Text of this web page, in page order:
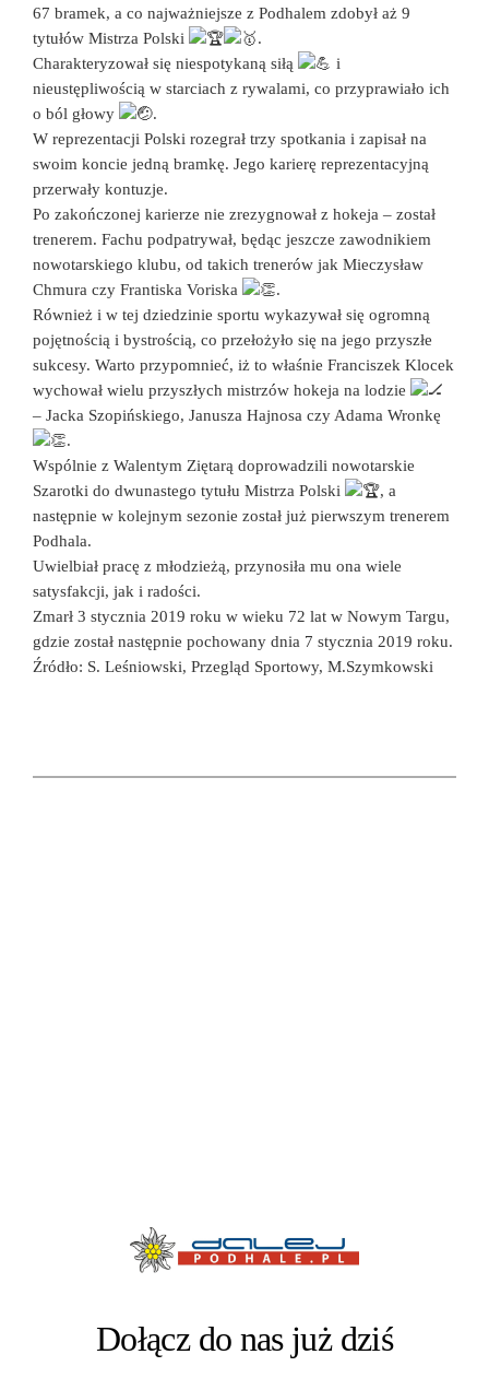
67 bramek, a co najważniejsze z Podhalem zdobył aż 9
tytułów Mistrza Polski
.
Charakteryzował się niespotykaną siłą
i
nieustępliwością w starciach z rywalami, co przyprawiało ich
o ból głowy
.
W reprezentacji Polski rozegrał trzy spotkania i zapisał na
swoim koncie jedną bramkę. Jego karierę reprezentacyjną
przerwały kontuzje.
Po zakończonej karierze nie zrezygnował z hokeja – został
trenerem. Fachu podpatrywał, będąc jeszcze zawodnikiem
nowotarskiego klubu, od takich trenerów jak Mieczysław
Chmura czy Frantiska Voriska
.
Również i w tej dziedzinie sportu wykazywał się ogromną
pojętnością i bystrością, co przełożyło się na jego przyszłe
sukcesy. Warto przypomnieć, iż to właśnie Franciszek Klocek
wychował wielu przyszłych mistrzów hokeja na lodzie
– Jacka Szopińskiego, Janusza Hajnosa czy Adama Wronkę
.
Wspólnie z Walentym Ziętarą doprowadzili nowotarskie
Szarotki do dwunastego tytułu Mistrza Polski
, a
następnie w kolejnym sezonie został już pierwszym trenerem
Podhala.
Uwielbiał pracę z młodzieżą, przynosiła mu ona wiele
satysfakcji, jak i radości.
Zmarł 3 stycznia 2019 roku w wieku 72 lat w Nowym Targu,
gdzie został następnie pochowany dnia 7 stycznia 2019 roku.
Źródło: S. Leśniowski, Przegląd Sportowy, M.Szymkowski
Dołącz do nas już dziś